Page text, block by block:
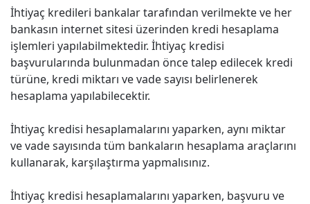
İhtiyaç kredileri bankalar tarafından verilmekte ve her
bankasın internet sitesi üzerinden kredi hesaplama
işlemleri yapılabilmektedir. İhtiyaç kredisi
başvurularında bulunmadan önce talep edilecek kredi
türüne, kredi miktarı ve vade sayısı belirlenerek
hesaplama yapılabilecektir.
İhtiyaç kredisi hesaplamalarını yaparken, aynı miktar
ve vade sayısında tüm bankaların hesaplama araçlarını
kullanarak, karşılaştırma yapmalısınız.
İhtiyaç kredisi hesaplamalarını yaparken, başvuru ve